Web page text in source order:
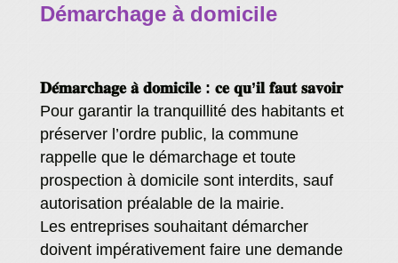
Démarchage à domicile
𝐃𝐞́𝐦𝐚𝐫𝐜𝐡𝐚𝐠𝐞 𝐚̀ 𝐝𝐨𝐦𝐢𝐜𝐢𝐥𝐞 : 𝐜𝐞 𝐪𝐮’𝐢𝐥 𝐟𝐚𝐮𝐭 𝐬𝐚𝐯𝐨𝐢𝐫
Pour garantir la tranquillité des habitants et
préserver l’ordre public, la commune
rappelle que le démarchage et toute
prospection à domicile sont interdits, sauf
autorisation préalable de la mairie.
Les entreprises souhaitant démarcher
doivent impérativement faire une demande